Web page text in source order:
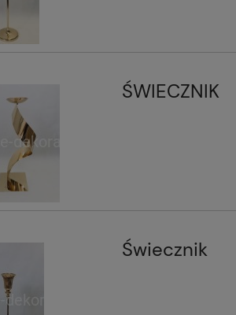
ŚWIECZNIK
Świecznik